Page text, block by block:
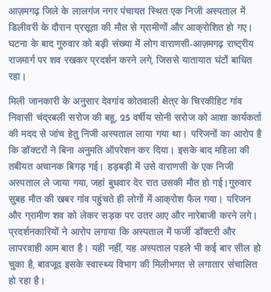
आज़मगढ़ जिले के लालगंज नगर पंचायत स्थित एक निजी अस्पताल में
डिलीवरी के दौरान प्रसूता की मौत से ग्रामीणों और आक्रोशित हो गए।
घटना के बाद गुरुवार को बड़ी संख्या में लोग वाराणसी-आज़मगढ़ राष्ट्रीय
राजमार्ग पर शव रखकर प्रदर्शन करने लगे, जिससे यातायात घंटों बाधित
रहा।
मिली जानकारी के अनुसार देवगांव कोतवाली क्षेत्र के चिरकीहिट गांव
निवासी चंद्रबली सरोज की बहू, 25 वर्षीय सोनी सरोज को आशा कार्यकर्ता
की मदद से जांच हेतु निजी अस्पताल लाया गया था। परिजनों का आरोप है
कि डॉक्टरों ने बिना अनुमति ऑपरेशन कर दिया। इसके बाद महिला की
तबीयत अचानक बिगड़ गई। हड़बड़ी में उसे वाराणसी के एक निजी
अस्पताल ले जाया गया, जहां बुधवार देर रात उसकी मौत हो गई।गुरुवार
सुबह मौत की खबर गांव पहुंचते ही लोगों में आक्रोश फैल गया। परिजन
और ग्रामीण शव को लेकर सड़क पर उतर आए और नारेबाजी करने लगे।
प्रदर्शनकारियों ने आरोप लगाया कि अस्पताल में फर्जी डॉक्टरी और
लापरवाही आम बात है। यही नहीं, यह अस्पताल पहले भी कई बार सील हो
चुका है, बावजूद इसके स्वास्थ्य विभाग की मिलीभगत से लगातार संचालित
हो रहा है।